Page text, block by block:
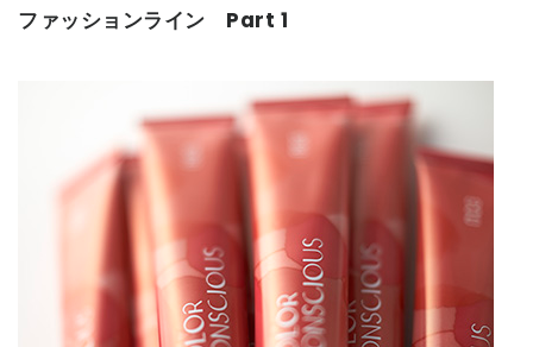
ファッションライン Part 1
RECRUIT
CONTACT